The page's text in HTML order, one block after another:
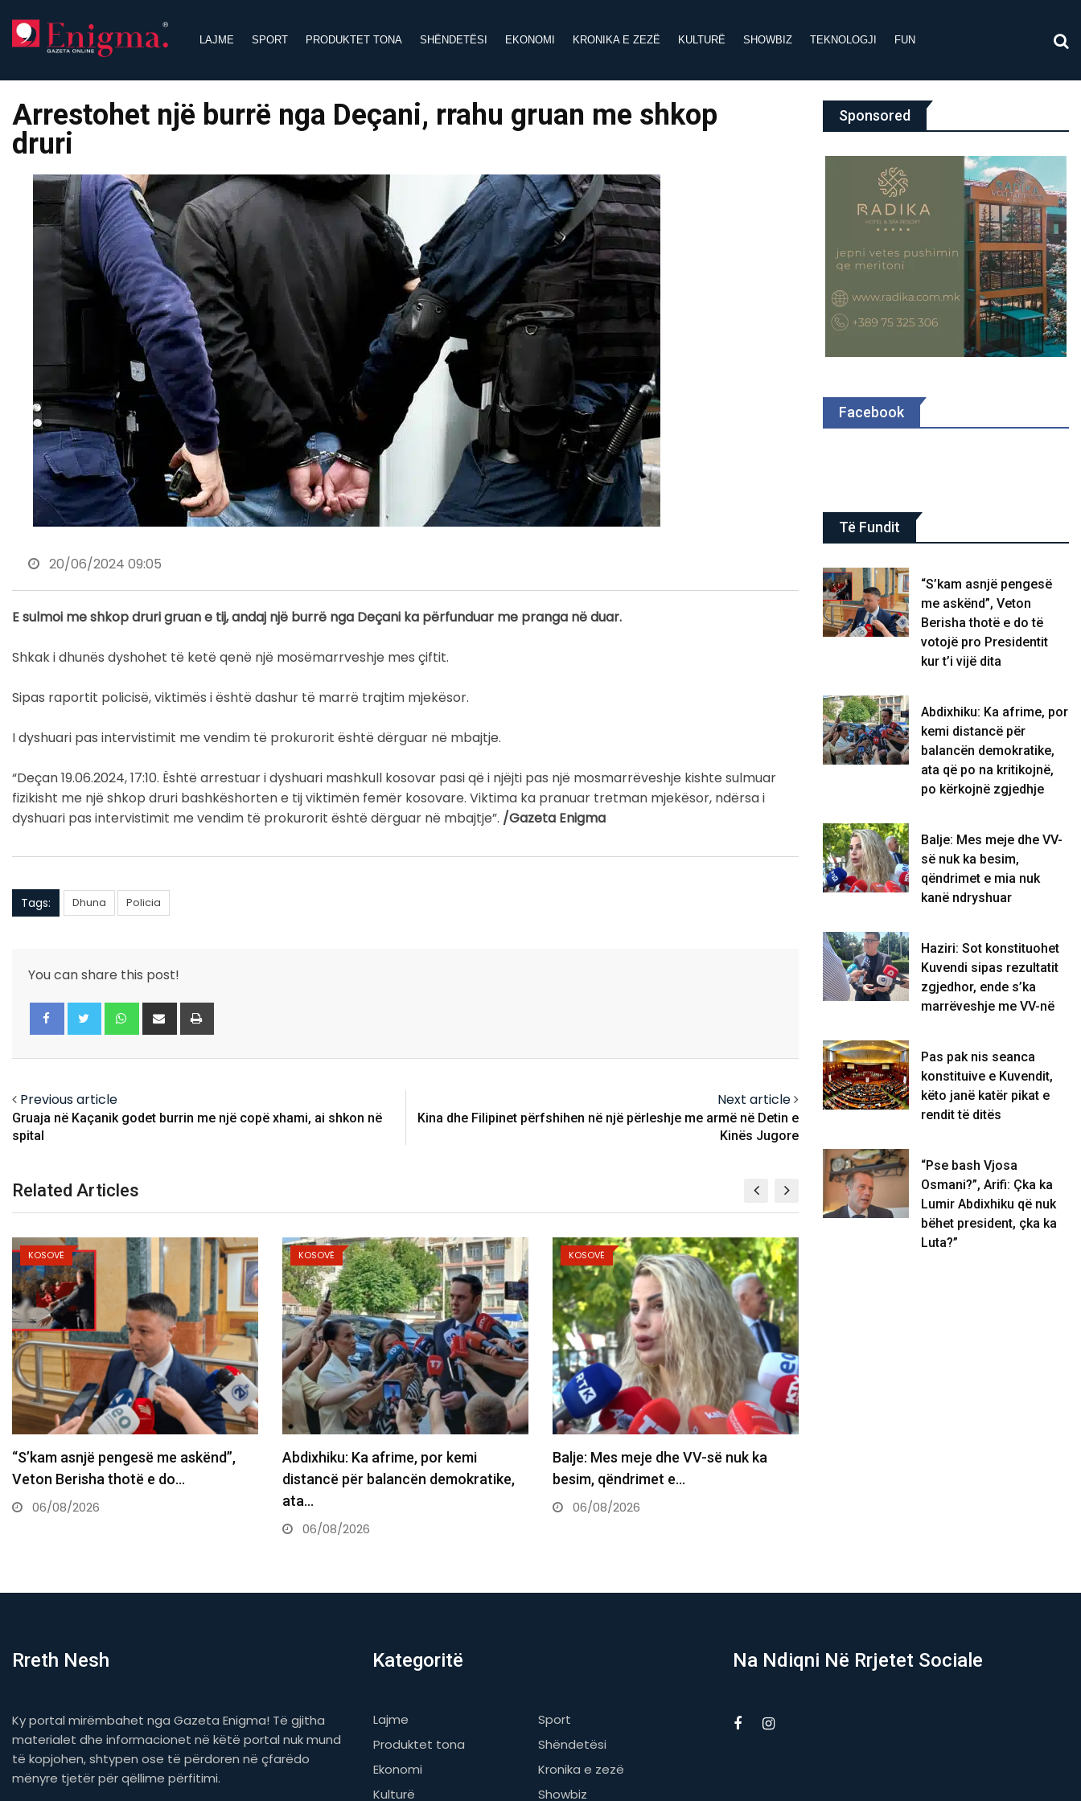
content
LAJME SPORT PRODUKTET TONA SHËNDETËSI EKONOMI KRONIKA E ZEZË KULTURË SHOWBIZ TEKNOLOGJI FUN
Arrestohet një burrë nga Deçani, rrahu gruan me shkop
druri
20/06/2024 09:05
E sulmoi me shkop druri gruan e tij, andaj një burrë nga Deçani ka përfunduar me pranga në duar.
Shkak i dhunës dyshohet të ketë qenë një mosëmarrveshje mes çiftit.
Sipas raportit policisë, viktimës i është dashur të marrë trajtim mjekësor.
I dyshuari pas intervistimit me vendim të prokurorit është dërguar në mbajtje.
“Deçan 19.06.2024, 17:10. Është arrestuar i dyshuari mashkull kosovar pasi që i njëjti pas një mosmarrëveshje kishte sulmuar
fizikisht me një shkop druri bashkëshorten e tij viktimën femër kosovare. Viktima ka pranuar tretman mjekësor, ndërsa i
dyshuari pas intervistimit me vendim të prokurorit është dërguar në mbajtje”. /Gazeta Enigma
Tags: Dhuna Policia
You can share this post!
Whatsapp
Share
via
Previous article
Gruaja në Kaçanik godet burrin me një copë xhami, ai shkon në
spital
Next article
Kina dhe Filipinet përfshihen në një përleshje me armë në Detin e
Kinës Jugore
Related Articles
KOSOVË
Abdixhiku: Ka afrime, por kemi
distancë për balancën demokratike,
ata…
KOSOVË
Balje: Mes meje dhe VV-së nuk ka
besim, qëndrimet e…
KOSOVË
Haziri: Sot konstituohet Kuvendi
sipas rezultatit zgjedhor, ende s’ka
marrëveshje…
Sponsored
Facebook
Të Fundit
“S’kam asnjë pengesë
me askënd”, Veton
Berisha thotë e do të
votojë pro Presidentit
kur t’i vijë dita
Abdixhiku: Ka afrime, por
kemi distancë për
balancën demokratike,
ata që po na kritikojnë,
po kërkojnë zgjedhje
Balje: Mes meje dhe VV-
së nuk ka besim,
qëndrimet e mia nuk
kanë ndryshuar
Haziri: Sot konstituohet
Kuvendi sipas rezultatit
zgjedhor, ende s’ka
marrëveshje me VV-në
Pas pak nis seanca
konstituive e Kuvendit,
këto janë katër pikat e
rendit të ditës
“Pse bash Vjosa
Osmani?”, Arifi: Çka ka
Lumir Abdixhiku që nuk
bëhet president, çka ka
Luta?”
Rreth Nesh
Ky portal mirëmbahet nga Gazeta Enigma! Të gjitha
materialet dhe informacionet në këtë portal nuk mund
të kopjohen, shtypen ose të përdoren në çfarëdo
mënyre tjetër për qëllime përfitimi.
Kategoritë
Lajme
Sport
Produktet tona
Shëndetësi
Ekonomi
Kronika e zezë
Kulturë
Showbiz
Na Ndiqni Në Rrjetet Sociale